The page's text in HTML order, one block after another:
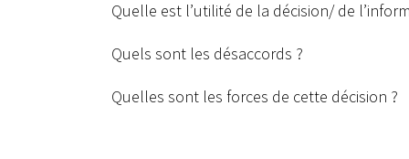
Quelle est l’utilité de la décision/ de
Quels sont les désaccords ?
Quelles sont les forces de cette décision ?